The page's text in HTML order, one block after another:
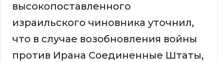
высокопоставленного
израильского чиновника уточнил,
что в случае возобновления войны
против Ирана Соединенные Штаты,